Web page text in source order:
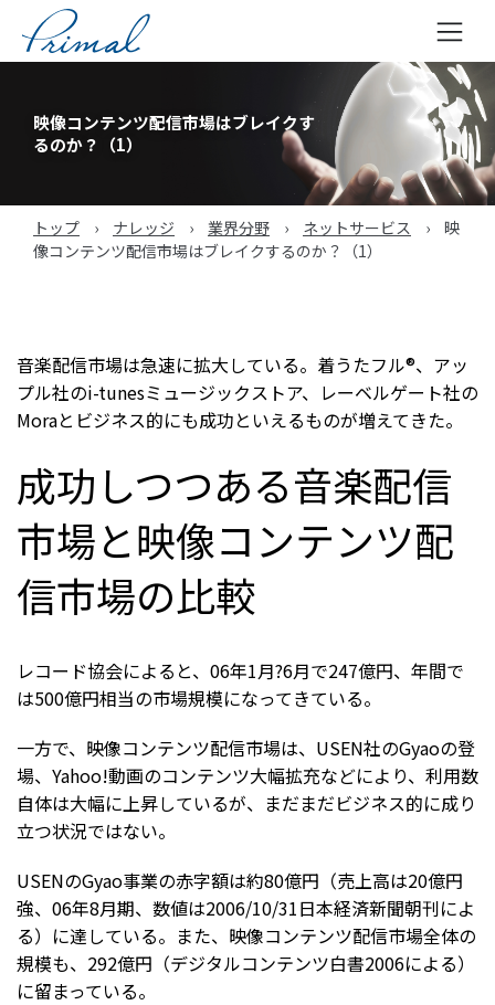
へ
映像コンテンツ配信市場はブレイクす
るのか？（1）
トップ › ナレッジ › 業界分野 › ネットサービス ›
映
像コンテンツ配信市場はブレイクするのか？（1）
音楽配信市場は急速に拡大している。着うたフル®、アッ
プル社のi-tunesミュージックストア、レーベルゲート社の
Moraとビジネス的にも成功といえるものが増えてきた。
成功しつつある音楽配信
市場と映像コンテンツ配
信市場の比較
レコード協会によると、06年1月?6月で247億円、年間で
は500億円相当の市場規模になってきている。
一方で、映像コンテンツ配信市場は、USEN社のGyaoの登
場、Yahoo!動画のコンテンツ大幅拡充などにより、利用数
自体は大幅に上昇しているが、まだまだビジネス的に成り
立つ状況ではない。
USENのGyao事業の赤字額は約80億円（売上高は20億円
強、06年8月期、数値は2006/10/31日本経済新聞朝刊によ
る）に達している。また、映像コンテンツ配信市場全体の
規模も、292億円（デジタルコンテンツ白書2006による）
に留まっている。